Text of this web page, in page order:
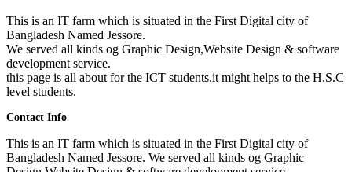
This is an IT farm which is situated in the First Digital city of
Bangladesh Named Jessore.
We served all kinds og Graphic Design,Website Design & software
development service.
this page is all about for the ICT students.it might helps to the H.S.C
level students.
Contact Info
This is an IT farm which is situated in the First Digital city of
Bangladesh Named Jessore. We served all kinds og Graphic